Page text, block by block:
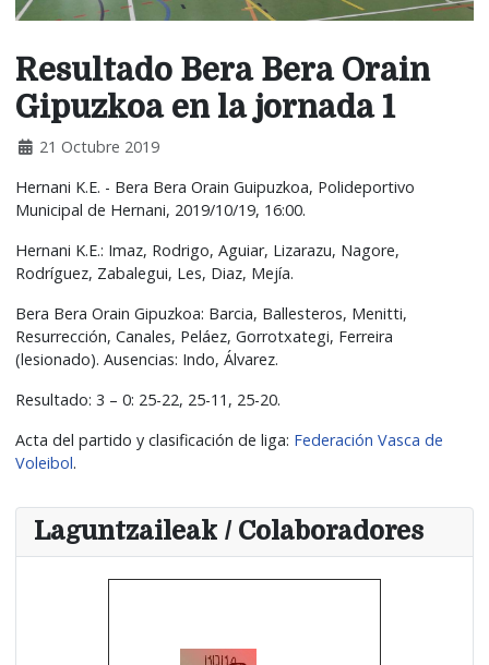
Resultado Bera Bera Orain
Gipuzkoa en la jornada 1
21 Octubre 2019
Hernani K.E. - Bera Bera Orain Guipuzkoa, Polideportivo
Municipal de Hernani, 2019/10/19, 16:00.
Hernani K.E.: Imaz, Rodrigo, Aguiar, Lizarazu, Nagore,
Rodríguez, Zabalegui, Les, Diaz, Mejía.
Bera Bera Orain Gipuzkoa: Barcia, Ballesteros, Menitti,
Resurrección, Canales, Peláez, Gorrotxategi, Ferreira
(lesionado). Ausencias: Indo, Álvarez.
Resultado: 3 – 0: 25-22, 25-11, 25-20.
Acta del partido y clasificación de liga: Federación Vasca de
Voleibol.
Laguntzaileak / Colaboradores